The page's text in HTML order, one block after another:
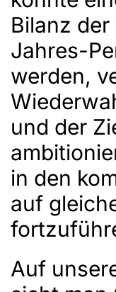
Bilanz
Jahres-
werden,
und der
in den
auf
Auf